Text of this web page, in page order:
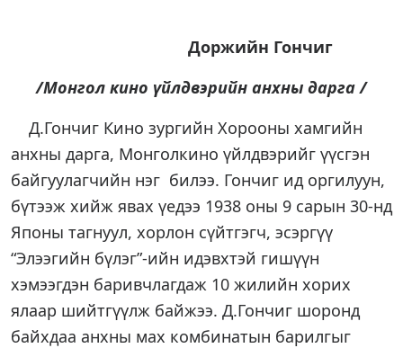
Доржийн Гончиг
/Монгол кино үйлдвэрийн анхны дарга /
Д.Гончиг Кино зургийн Хорооны хамгийн
анхны дарга, Монголкино үйлдвэрийг үүсгэн
байгуулагчийн нэг билээ. Гончиг ид оргилуун,
бүтээж хийж явах үедээ 1938 оны 9 сарын 30-нд
Японы тагнуул, хорлон сүйтгэгч, эсэргүү
“Элээгийн бүлэг”-ийн идэвхтэй гишүүн
хэмээгдэн баривчлагдаж 10 жилийн хорих
ялаар шийтгүүлж байжээ. Д.Гончиг шоронд
байхдаа анхны мах комбинатын барилгыг